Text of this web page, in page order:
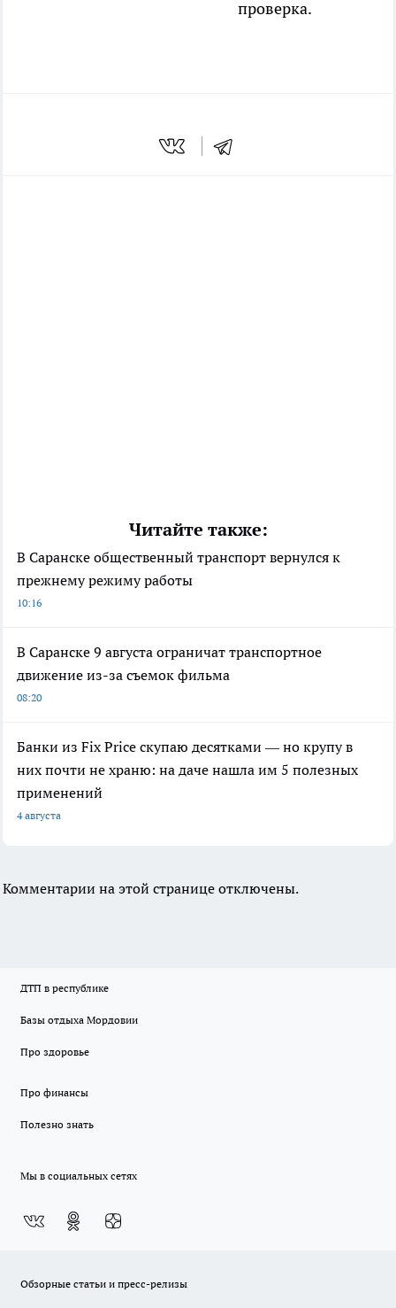
проверка.
Читайте также:
В Саранске общественный транспорт вернулся к
прежнему режиму работы
10:16
В Саранске 9 августа ограничат транспортное
движение из-за съемок фильма
08:20
Банки из Fix Price скупаю десятками — но крупу в
них почти не храню: на даче нашла им 5 полезных
применений
4 августа
Комментарии на этой странице отключены.
ДТП в республике
Базы отдыха Мордовии
Про здоровье
Про финансы
Полезно знать
Мы в социальных сетях
Обзорные статьи и пресс-релизы